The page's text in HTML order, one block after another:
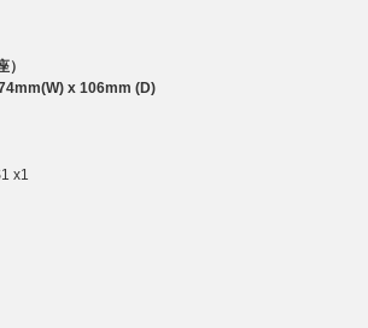
x 106mm (D)
x1